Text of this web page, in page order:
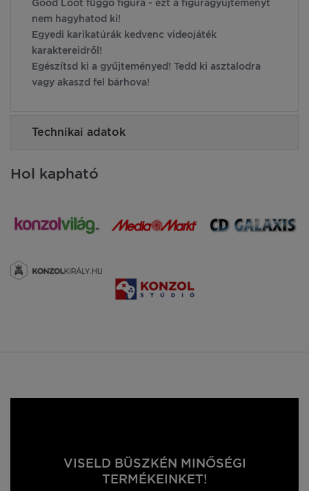
Good Loot függő figura - ezt a figuragyűjteményt
nem hagyhatod ki!
Egyedi karikatúrák kedvenc videojáték
karaktereidről!
Egészítsd ki a gyűjteményed! Tedd ki asztalodra
vagy akaszd fel bárhova!
Technikai adatok
Hol kapható
VISELD BÜSZKÉN MINŐSÉGI
TERMÉKEINKET!